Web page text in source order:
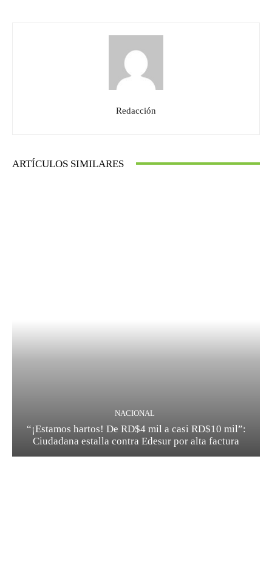
Redacción
ARTÍCULOS SIMILARES
NACIONAL
“¡Estamos hartos! De RD$4 mil a casi RD$10 mil”:
Ciudadana estalla contra Edesur por alta factura